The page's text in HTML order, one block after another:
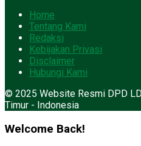
Home
Tentang Kami
Redaksi
Kebijakan Privasi
Disclaimer
Hubungi Kami
© 2025 Website Resmi DPD
Timur - Indonesia
Welcome Back!